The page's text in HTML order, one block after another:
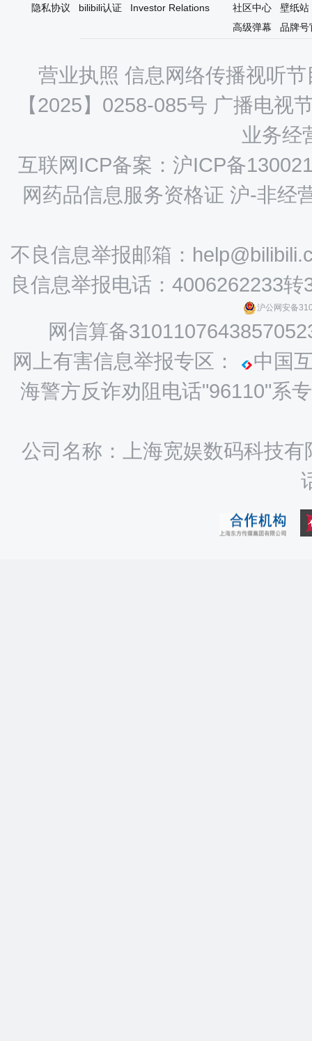
见识到，包括在《幸腹涂鸦》当中
的同时，割裂感也逐渐增大，结
隐私协议
bilibili认证 Investor Relations
社区中心
壁纸站
高级弹幕
品牌号
营业执照 信息网络传播视听
【2025】0258-085号 广播电视
业务经
互联网ICP备案：沪ICP备
网药品信息服务资格证 沪-非经
不良信息举报邮箱：
良信息举报电话：4006262233转
沪公网安备
网信算备
网上有害信息举报专区：
中国
海警方反诈劝阻电话"96110"系
公司名称：上海宽娱数码科技有